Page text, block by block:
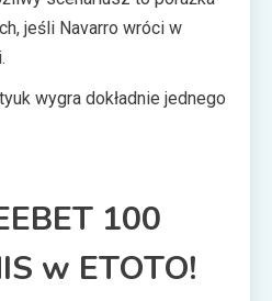
jeśli Navarro wróci w
wygra dokładnie jednego
100
w ETOTO!